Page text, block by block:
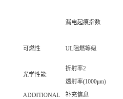
漏电起痕指数
可燃性 UL阻燃等级
光学性能
折射率2
透射率(1000μm)
ADDITIONAL
补充信息